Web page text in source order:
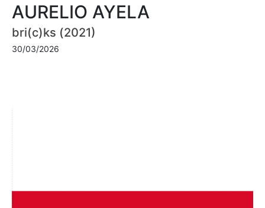
AURELIO AYELA
bri(c)ks (2021)
30/03/2026